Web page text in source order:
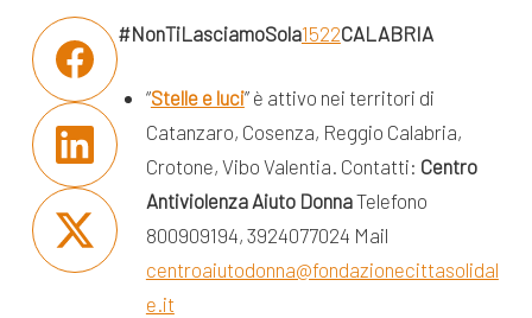
#NonTiLasciamoSola1522CALABRIA
“Stelle e luci” è attivo nei territori di
Catanzaro, Cosenza, Reggio Calabria,
Crotone, Vibo Valentia. Contatti: Centro
Antiviolenza Aiuto DonnaTelefono
800909194, 3924077024 Mail
centroaiutodonna@fondazionecittasolidal
e.it